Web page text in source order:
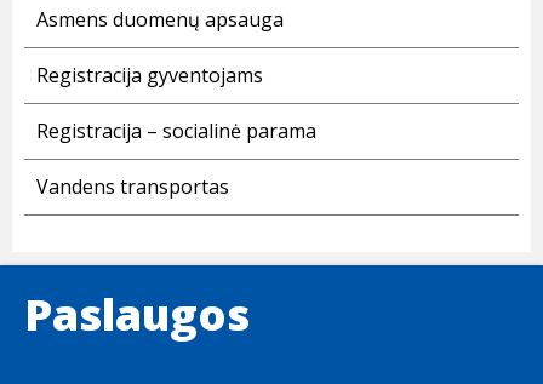
Asmens duomenų apsauga
Registracija gyventojams
Registracija – socialinė parama
Vandens transportas
Paslaugos